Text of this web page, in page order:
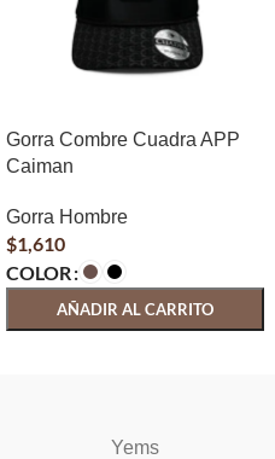
Gorra Combre Cuadra APP
Caiman
Gorra Hombre
$1,610
COLOR
AÑADIR AL CARRITO
Yems